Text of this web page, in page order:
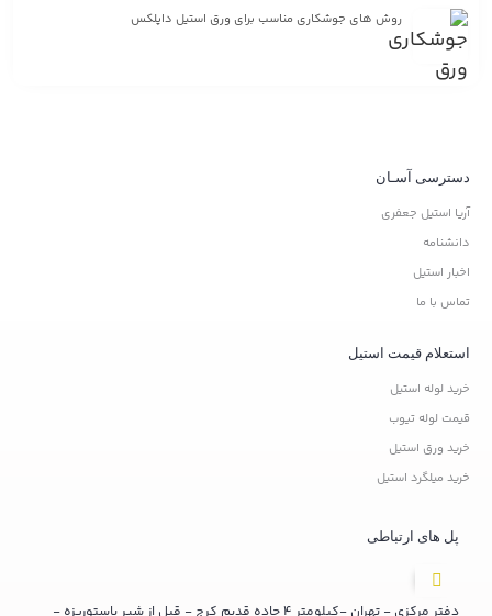
روش های جوشکاری مناسب برای ورق استیل داپلکس
دسترسی آسـان
آریا استیل جعفری
دانشنامه
اخبار استیل
تماس با ما
استعلام قیمت استیل
خرید لوله استیل
قیمت لوله تیوب
خرید ورق استیل
خرید میلگرد استیل
پل های ارتباطی